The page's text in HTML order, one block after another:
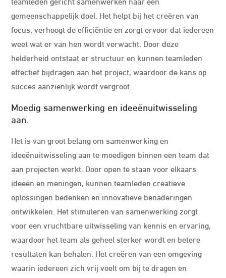
gemeenschappelijk doel. Het helpt bij het creëren van
focus, verhoogt de efficiëntie en zorgt ervoor dat iedereen
weet wat er van hen wordt verwacht. Door deze
helderheid ontstaat er structuur en kunnen teamleden
effectief bijdragen aan het project, waardoor de kans op
succes aanzienlijk wordt vergroot.
Moedig samenwerking en ideeënuitwisseling
aan.
Het is van groot belang om samenwerking en
ideeënuitwisseling aan te moedigen binnen een team dat
aan projecten werkt. Door open te staan voor elkaars
ideeën en meningen, kunnen teamleden creatieve
oplossingen bedenken en innovatieve benaderingen
ontwikkelen. Het stimuleren van samenwerking zorgt
voor een vruchtbare uitwisseling van kennis en ervaring,
waardoor het team als geheel sterker wordt en betere
resultaten kan behalen. Het creëren van een omgeving
waarin iedereen zich vrij voelt om bij te dragen en